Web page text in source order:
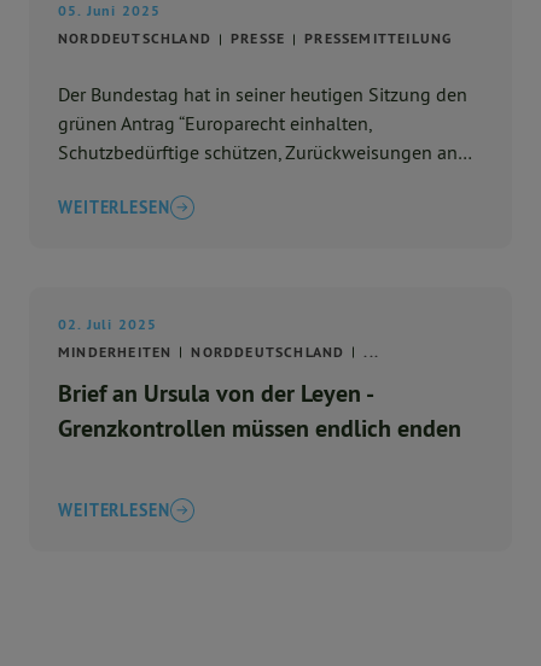
05. Juni 2025
NORDDEUTSCHLAND
PRESSE PRESSEMITTEILUNG
Der Bundestag hat in seiner heutigen Sitzung den
grünen Antrag “Europarecht einhalten,
Schutzbedürftige schützen, Zurückweisungen an
Bundesregierung dazu auffordert ...
WEITERLESEN
02. Juli 2025
MINDERHEITEN
NORDDEUTSCHLAND ...
Brief an Ursula von der Leyen -
Grenzkontrollen müssen endlich enden
WEITERLESEN